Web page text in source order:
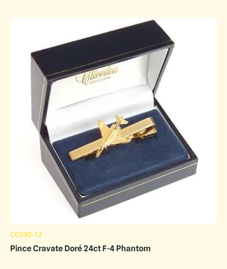
CC030-12
Pince Cravate Doré 24ct F-4 Phantom